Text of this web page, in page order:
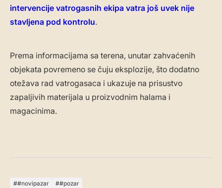
intervencije vatrogasnih ekipa vatra još uvek nije
stavljena pod kontrolu.
Prema informacijama sa terena, unutar zahvaćenih
objekata povremeno se čuju eksplozije, što dodatno
otežava rad vatrogasaca i ukazuje na prisustvo
zapaljivih materijala u proizvodnim halama i
magacinima.
#novipazar #pozar